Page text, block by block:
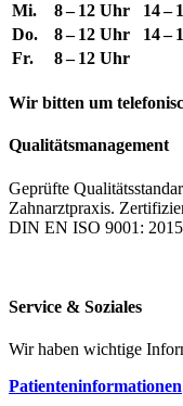
Mi.
8 – 12 Uhr
14 –
Do.
8 – 12 Uhr
14 –
Fr.
8 – 12 Uhr
Wir bitten um
Qualitätsmanagement
Geprüfte
Zahnarztpraxis.
DIN EN ISO 9001:
Service & Soziales
Wir haben wichtige
Patienteninformationen